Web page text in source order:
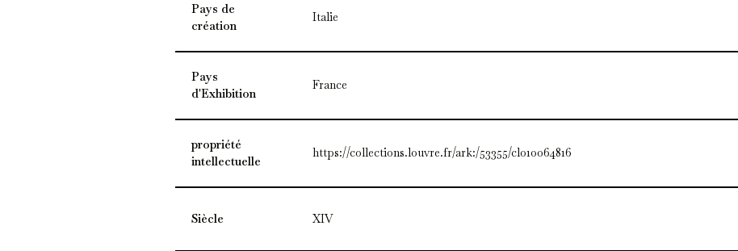
Pays de
création
Italie
Pays
d'Exhibition
France
propriété
intellectuelle
https://collections.louvre.fr/ark:/53355/cl010064816
Siècle XIV